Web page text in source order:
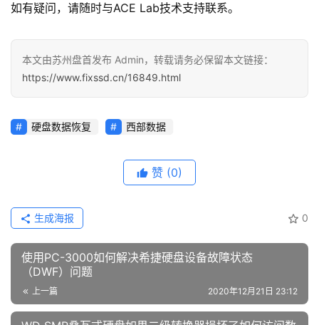
如有疑问，请随时与ACE Lab技术支持联系。
本文由苏州盘首发布 Admin，转载请务必保留本文链接：
https://www.fixssd.cn/16849.html
硬盘数据恢复 西部数据
赞 (0)
0
生成海报
使用PC-3000如何解决希捷硬盘设备故障状态
（DWF）问题
上一篇 2020年12月21日 23:12